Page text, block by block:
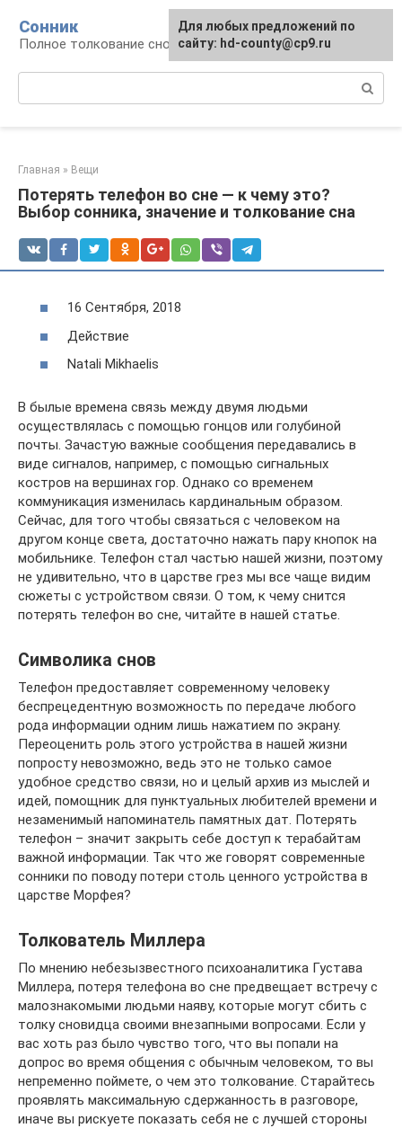
контенту
Сонник
Полное толкование снов
Главная » Вещи
Потерять телефон во сне — к чему это?
Выбор сонника, значение и толкование сна
16 Сентября, 2018
Действие
Natali Mikhaelis
В былые времена связь между двумя людьми
осуществлялась с помощью гонцов или голубиной
почты. Зачастую важные сообщения передавались в
виде сигналов, например, с помощью сигнальных
костров на вершинах гор. Однако со временем
коммуникация изменилась кардинальным образом.
Сейчас, для того чтобы связаться с человеком на
другом конце света, достаточно нажать пару кнопок на
мобильнике. Телефон стал частью нашей жизни, поэтому
не удивительно, что в царстве грез мы все чаще видим
сюжеты с устройством связи. О том, к чему снится
потерять телефон во сне, читайте в нашей статье.
Символика снов
Телефон предоставляет современному человеку
беспрецедентную возможность по передаче любого
рода информации одним лишь нажатием по экрану.
Переоценить роль этого устройства в нашей жизни
попросту невозможно, ведь это не только самое
удобное средство связи, но и целый архив из мыслей и
идей, помощник для пунктуальных любителей времени и
незаменимый напоминатель памятных дат. Потерять
телефон – значит закрыть себе доступ к терабайтам
важной информации. Так что же говорят современные
сонники по поводу потери столь ценного устройства в
царстве Морфея?
Толкователь Миллера
По мнению небезызвестного психоаналитика Густава
Миллера, потеря телефона во сне предвещает встречу с
малознакомыми людьми наяву, которые могут сбить с
толку сновидца своими внезапными вопросами. Если у
вас хоть раз было чувство того, что вы попали на
допрос во время общения с обычным человеком, то вы
непременно поймете, о чем это толкование. Старайтесь
проявлять максимальную сдержанность в разговоре,
иначе вы рискуете показать себя не с лучшей стороны
Для любых предложений по
сайту: hd-county@cp9.ru